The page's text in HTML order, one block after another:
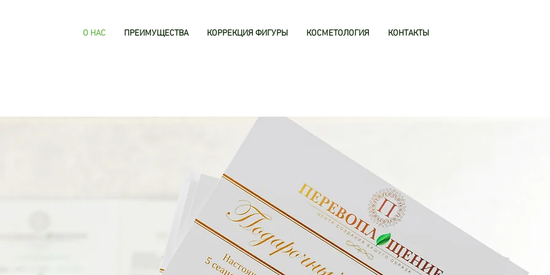
О НАС ПРЕИМУЩЕСТВА КОРРЕКЦИЯ ФИГУРЫ КОСМЕТОЛОГИЯ КОНТАКТЫ
ПОЖАЛОВАТЬ